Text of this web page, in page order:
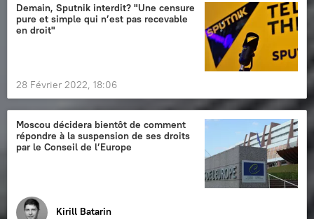
Demain, Sputnik interdit? "Une censure
pure et simple qui n’est pas recevable
en droit"
28 Février 2022, 18:06
Moscou décidera bientôt de comment
répondre à la suspension de ses droits
par le Conseil de l’Europe
Kirill Batarin